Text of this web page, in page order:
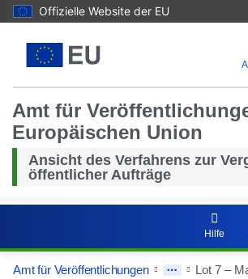
Offizielle Website der EU
Amt für
Europäischen Union
Ansicht des Verfahrens zur
öffentlicher Aufträge
Hilfe
Amt für Veröffentlichungen